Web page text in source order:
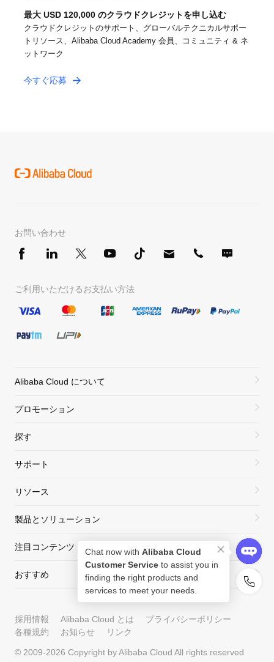
最大 USD 120,000 のクラウドクレジットを申し込む
クラウドクレジットのサポート、グローバルテクニカルサポー
トリソース、Alibaba Cloud Academy 会員、コミュニティ & ネ
ットワーク
今すぐ応募
お問い合わせ
ご利用いただけるお支払い方法
Alibaba Cloud について
プロモーション
探す
サポート
リソース
製品とソリューション
注目コンテンツ
おすすめ
採用情報 Alibaba Cloud とは
プライバシーポリシー
各種規約
お知らせ リンク
© 2009-2026 Copyright by Alibaba Cloud All rights reserved
Chat now with Alibaba Cloud
Customer Service to assist you in
finding the right products and
services to meet your needs.